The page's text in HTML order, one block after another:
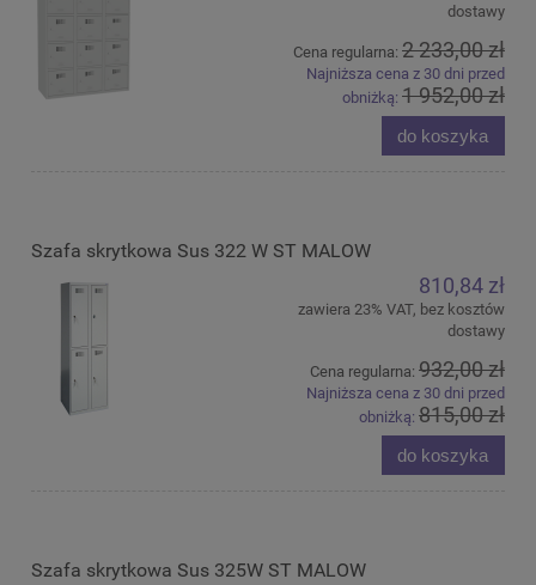
dostawy
Cena regularna: 2 233,00 zł
Najniższa cena z 30 dni przed
obniżką: 1 952,00 zł
do koszyka
Szafa skrytkowa Sus 322 W ST MALOW
810,84 zł
zawiera 23% VAT, bez kosztów
dostawy
Cena regularna: 932,00 zł
Najniższa cena z 30 dni przed
obniżką: 815,00 zł
do koszyka
Szafa skrytkowa Sus 325W ST MALOW